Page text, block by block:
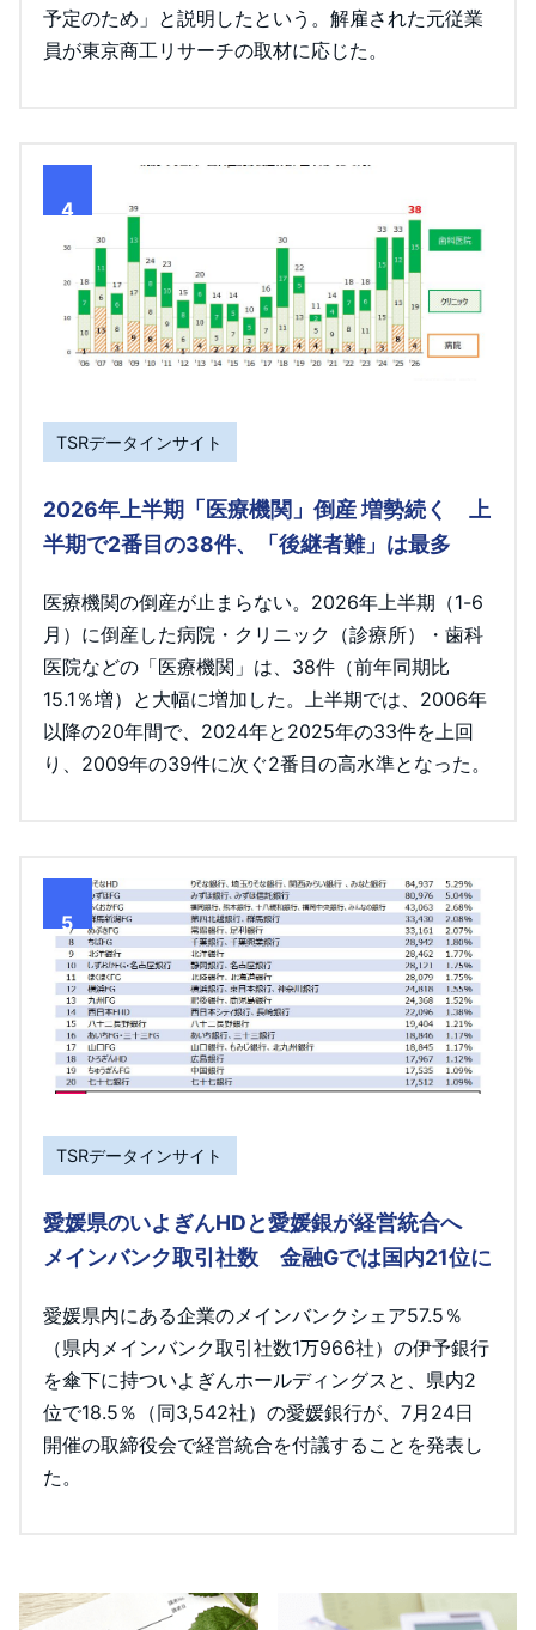
予定のため」と説明したという。解雇された元従業
員が東京商工リサーチの取材に応じた。
4
TSRデータインサイト
2026年上半期「医療機関」倒産 増勢続く 上
半期で2番目の38件、「後継者難」は最多
医療機関の倒産が止まらない。2026年上半期（1-6
月）に倒産した病院・クリニック（診療所）・歯科
医院などの「医療機関」は、38件（前年同期比
15.1％増）と大幅に増加した。上半期では、2006年
以降の20年間で、2024年と2025年の33件を上回
り、2009年の39件に次ぐ2番目の高水準となった。
5
TSRデータインサイト
愛媛県のいよぎんHDと愛媛銀が経営統合へ
メインバンク取引社数 金融Gでは国内21位に
愛媛県内にある企業のメインバンクシェア57.5％
（県内メインバンク取引社数1万966社）の伊予銀行
を傘下に持ついよぎんホールディングスと、県内2
位で18.5％（同3,542社）の愛媛銀行が、7月24日
開催の取締役会で経営統合を付議することを発表し
た。